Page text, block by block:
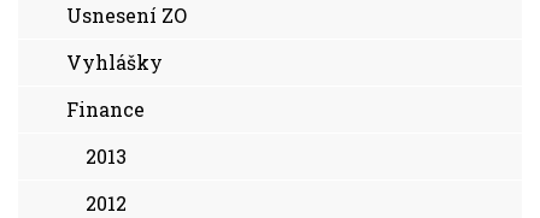
Usnesení ZO
Vyhlášky
Finance
2013
2012